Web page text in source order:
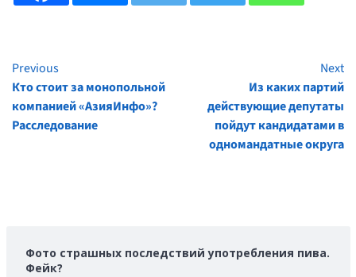
Continue
Reading
Previous
Кто стоит за монопольной
компанией «АзияИнфо»?
Расследование
Next
Из каких партий
действующие депутаты
пойдут кандидатами в
одномандатные округа
Фото страшных последствий употребления пива.
Фейк?